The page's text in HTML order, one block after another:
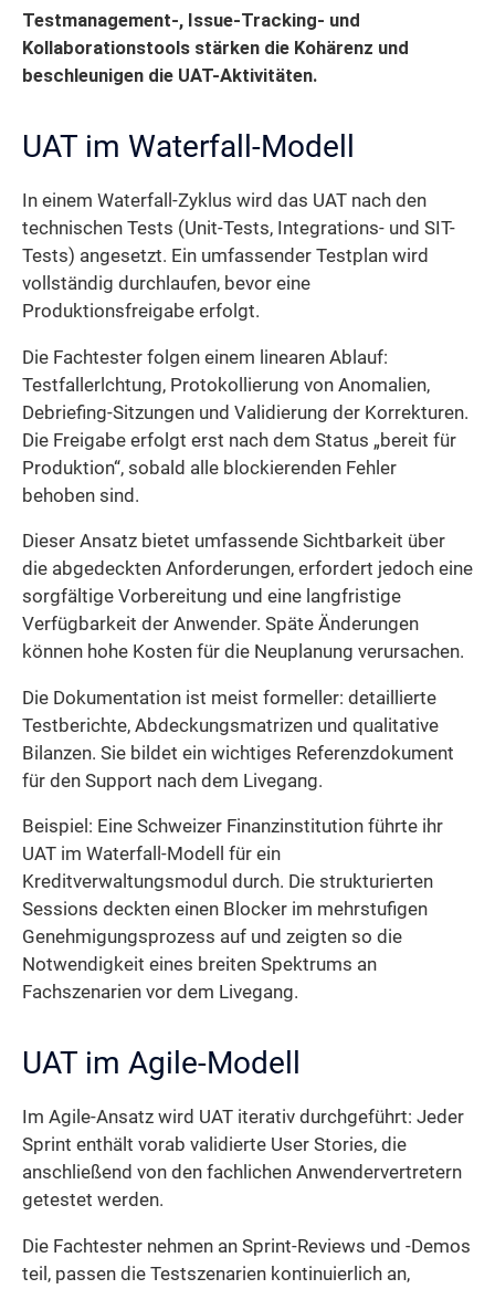
Testmanagement-, Issue-Tracking- und
Kollaborationstools stärken die Kohärenz und
beschleunigen die UAT-Aktivitäten.
UAT im Waterfall-Modell
In einem Waterfall-Zyklus wird das UAT nach den
technischen Tests (Unit-Tests, Integrations- und SIT-
Tests) angesetzt. Ein umfassender Testplan wird
vollständig durchlaufen, bevor eine
Produktionsfreigabe erfolgt.
Die Fachtester folgen einem linearen Ablauf:
Testfallerlchtung, Protokollierung von Anomalien,
Debriefing-Sitzungen und Validierung der Korrekturen.
Die Freigabe erfolgt erst nach dem Status „bereit für
Produktion“, sobald alle blockierenden Fehler
behoben sind.
Dieser Ansatz bietet umfassende Sichtbarkeit über
die abgedeckten Anforderungen, erfordert jedoch eine
sorgfältige Vorbereitung und eine langfristige
Verfügbarkeit der Anwender. Späte Änderungen
können hohe Kosten für die Neuplanung verursachen.
Die Dokumentation ist meist formeller: detaillierte
Testberichte, Abdeckungsmatrizen und qualitative
Bilanzen. Sie bildet ein wichtiges Referenzdokument
für den Support nach dem Livegang.
Beispiel: Eine Schweizer Finanzinstitution führte ihr
UAT im Waterfall-Modell für ein
Kreditverwaltungsmodul durch. Die strukturierten
Sessions deckten einen Blocker im mehrstufigen
Genehmigungsprozess auf und zeigten so die
Notwendigkeit eines breiten Spektrums an
Fachszenarien vor dem Livegang.
UAT im Agile-Modell
Im Agile-Ansatz wird UAT iterativ durchgeführt: Jeder
Sprint enthält vorab validierte User Stories, die
anschließend von den fachlichen Anwendervertretern
getestet werden.
Die Fachtester nehmen an Sprint-Reviews und -Demos
teil, passen die Testszenarien kontinuierlich an,